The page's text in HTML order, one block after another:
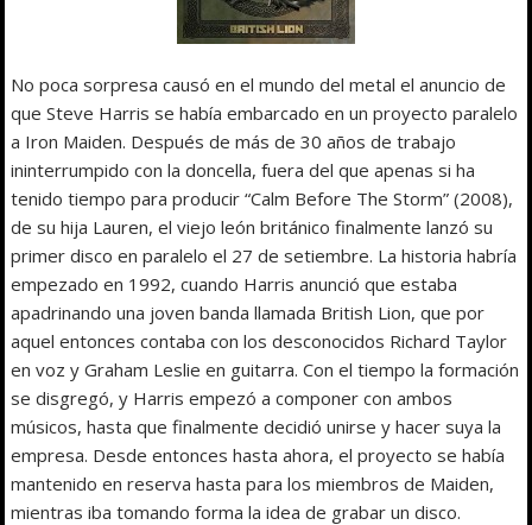
No poca sorpresa causó en el mundo del metal el anuncio de
que Steve Harris se había embarcado en un proyecto paralelo
a Iron Maiden. Después de más de 30 años de trabajo
ininterrumpido con la doncella, fuera del que apenas si ha
tenido tiempo para producir “Calm Before The Storm” (2008),
de su hija Lauren, el viejo león británico finalmente lanzó su
primer disco en paralelo el 27 de setiembre. La historia habría
empezado en 1992, cuando Harris anunció que estaba
apadrinando una joven banda llamada British Lion, que por
aquel entonces contaba con los desconocidos Richard Taylor
en voz y Graham Leslie en guitarra. Con el tiempo la formación
se disgregó, y Harris empezó a componer con ambos
músicos, hasta que finalmente decidió unirse y hacer suya la
empresa. Desde entonces hasta ahora, el proyecto se había
mantenido en reserva hasta para los miembros de Maiden,
mientras iba tomando forma la idea de grabar un disco.